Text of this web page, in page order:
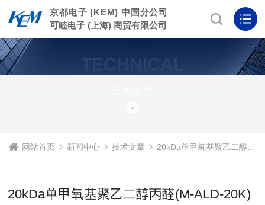
京都电子 (KEM) 中国分公司
可睦电子 (上海) 商贸有限公司
ARTICLE
网站首页 新闻中心 技术文章 20kDa单甲氧基聚乙二醇丙醛(M-ALD-20K)质量要求与测试方法 - 水分的测试
20kDa单甲氧基聚乙二醇丙醛(M-ALD-20K)